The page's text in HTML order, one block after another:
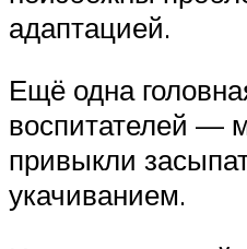
адаптацией.
Ещё одна
воспитателей —
привыкли
укачиванием.